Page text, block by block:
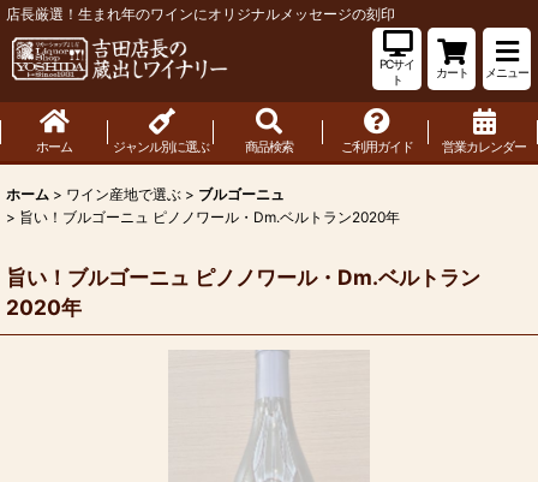
店長厳選！生まれ年のワインにオリジナルメッセージの刻印
PCサイ
ト
カート メニュー
ホーム ジャンル別に選ぶ 商品検索 ご利用ガイド 営業カレンダー
ホーム > ワイン産地で選ぶ > ブルゴーニュ
> 旨い！ブルゴーニュ ピノノワール・Dm.ベルトラン2020年
旨い！ブルゴーニュ ピノノワール・Dm.ベルトラン
2020年